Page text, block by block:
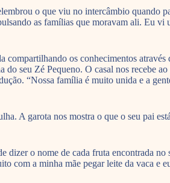
o que viu no intercâmbio
as famílias que moravam ali. Eu
compartilhando os conhecimentos
seu Zé Pequeno. O casal nos recebe
“Nossa família é muito unida e a
A garota nos mostra o que o seu pai
dizer o nome de cada fruta encontrada
com a minha mãe pegar leite da vaca